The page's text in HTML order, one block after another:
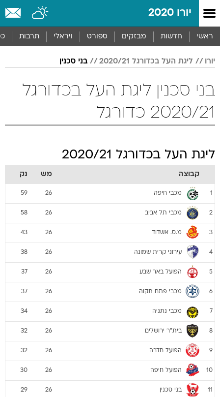
יורו 2020
ראשי חדשות מבזקים ספורט ויראלי תרבות
יורו ליגת העל בכדורגל 2020/21 בני סכנין
בני סכנין ליגת העל בכדורגל
2020/21 כדורגל
ליגת העל בכדורגל 2020/21
קבוצה מש נק
1 מכבי חיפה 26
59
2 מכבי תל אביב 26
58
3 מ.ס. אשדוד 26
43
4 עירוני קרית שמונה 26
38
5 הפועל באר שבע 26
37
6 מכבי פתח תקוה 26
37
7 מכבי נתניה 26
34
8 בית"ר ירושלים 26
32
9 הפועל חדרה 26
32
10 הפועל חיפה 26
30
11 בני סכנין 26
29